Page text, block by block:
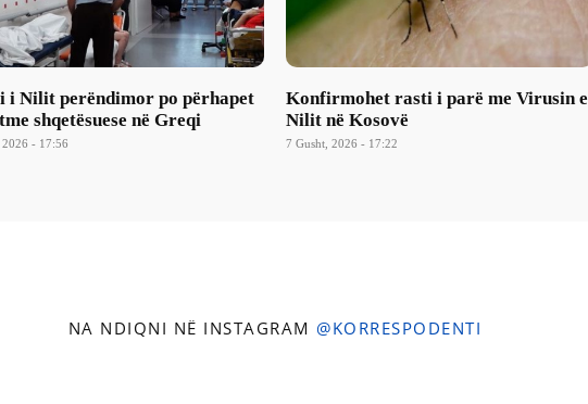
i Nilit perëndimor po përhapet
shqetësuese në Greqi
2026 - 17:56
Konfirmohet rasti i parë me Virusin e
Nilit në Kosovë
7 Gusht, 2026 - 17:22
NA NDIQNI NË INSTAGRAM @KORRESPODENTI